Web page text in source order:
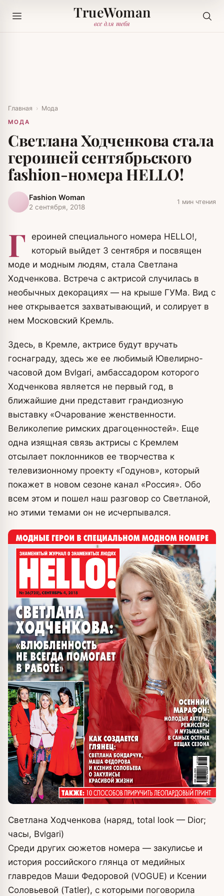
TrueWoman
все для тебя
Главная › Мода
МОДА
Светлана Ходченкова стала
героиней сентябрьского
fashion-номера HELLO!
Fashion Woman
2 сентября, 2018
1 мин чтения
Г ероиней специального номера HELLO!,
который выйдет 3 сентября и посвящен
моде и модным людям, стала Светлана
Ходченкова. Встреча с актрисой случилась в
необычных декорациях — на крыше ГУМа. Вид с
нее открывается захватывающий, и солирует в
нем Московский Кремль.
Здесь, в Кремле, актрисе будут вручать
госнаграду, здесь же ее любимый Ювелирно-
часовой дом Bvlgari, амбассадором которого
Ходченкова является не первый год, в
ближайшие дни представит грандиозную
выставку «Очарование женственности.
Великолепие римских драгоценностей». Еще
одна изящная связь актрисы с Кремлем
отсылает поклонников ее творчества к
телевизионному проекту «Годунов», который
покажет в новом сезоне канал «Россия». Обо
всем этом и пошел наш разговор со Светланой,
но этими темами он не исчерпывался.
Светлана Ходченкова (наряд, total look — Dior;
часы, Bvlgari)
Среди других сюжетов номера — закулисье и
история российского глянца от медийных
главредов Маши Федоровой (VOGUE) и Ксении
Соловьевой (Tatler), с которыми поговорила